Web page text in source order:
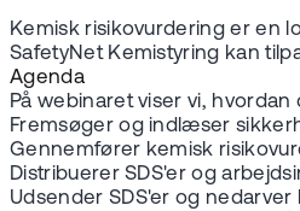
Kemisk risikovurdering er en
SafetyNet Kemistyring kan
Agenda
På webinaret viser vi, hvordan
Fremsøger og indlæser
Gennemfører kemisk
Distribuerer SDS'er og
Udsender SDS'er og